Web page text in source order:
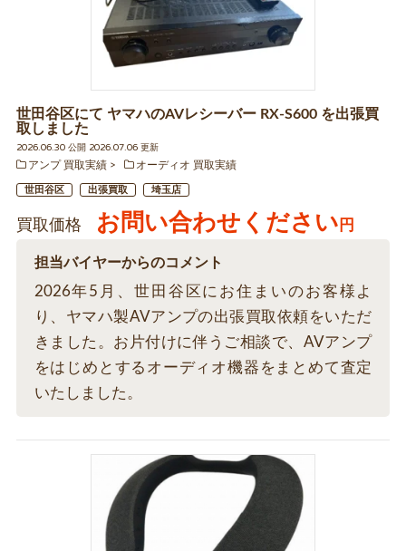
世田谷区にて ヤマハのAVレシーバー RX-S600 を出張買
取しました
2026.06.30 公開 2026.07.06 更新
アンプ 買取実績
オーディオ 買取実績
世田谷区 出張買取 埼玉店
買取価格 お問い合わせください 円
担当バイヤーからのコメント
2026年5月、世田谷区にお住まいのお客様よ
り、ヤマハ製AVアンプの出張買取依頼をいただ
きました。お片付けに伴うご相談で、AVアンプ
をはじめとするオーディオ機器をまとめて査定
いたしました。